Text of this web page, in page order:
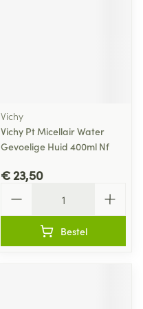
Vichy
Vichy Pt Micellair Water
Gevoelige Huid 400ml Nf
€ 23,50
Bestel